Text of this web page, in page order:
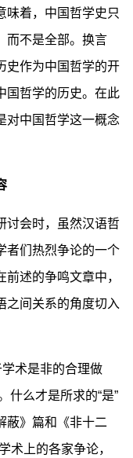
味着，中国哲学史只
而不是全部。换言
史作为中国哲学的开
国哲学的历史。在此
对中国哲学这一概念
会时，虽然汉语哲
者们热烈争论的一个
述的争鸣文章中，
之间关系的角度切入
术是非的合理做
什么才是所求的“是”
蔽》篇和《非十二
术上的各家争论，